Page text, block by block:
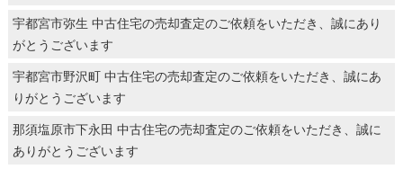
宇都宮市弥生 中古住宅の売却査定のご依頼をいただき、誠にあり
がとうございます
宇都宮市野沢町 中古住宅の売却査定のご依頼をいただき、誠にあ
りがとうございます
那須塩原市下永田 中古住宅の売却査定のご依頼をいただき、誠に
ありがとうございます